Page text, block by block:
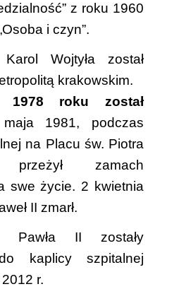
z roku 1960
i czyn”.
Wojtyła został
krakowskim.
1978 roku został
1981, podczas
na Placu św. Piotra
zamach
swe życie. 2 kwietnia
II zmarł.
Pawła II zostały
kaplicy szpitalnej
r.